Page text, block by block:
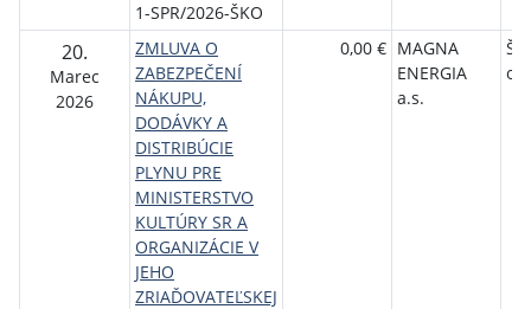
1-SPR/2026-ŠKO
20.
Marec
2026
ZMLUVA O
ZABEZPEČENÍ
NÁKUPU,
DODÁVKY A
DISTRIBÚCIE
PLYNU PRE
MINISTERSTVO
KULTÚRY SR A
ORGANIZÁCIE V
JEHO
ZRIAĎOVATEĽSKEJ
0,00 € MAGNA
ENERGIA
a.s.